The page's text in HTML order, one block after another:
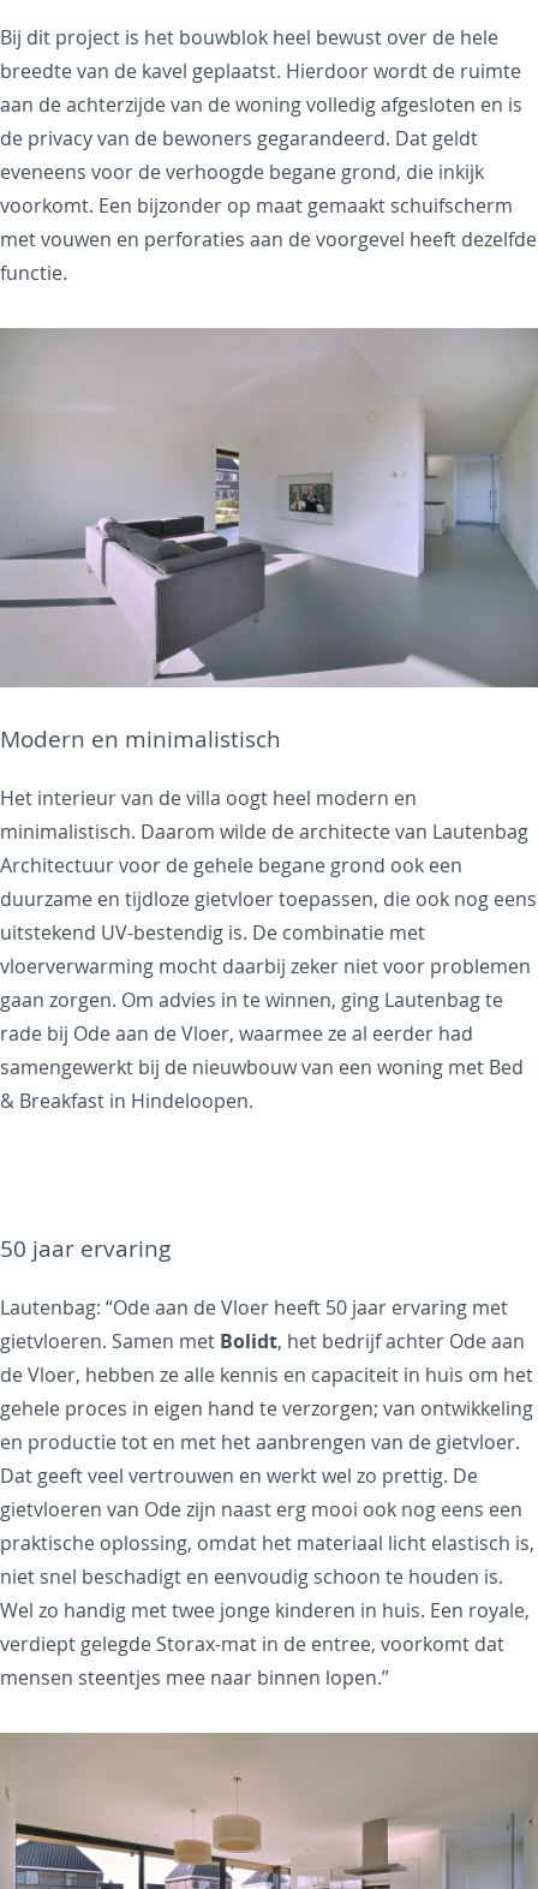
Bij dit project is het bouwblok heel bewust over de hele
breedte van de kavel geplaatst. Hierdoor wordt de ruimte
aan de achterzijde van de woning volledig afgesloten en is
de privacy van de bewoners gegarandeerd. Dat geldt
eveneens voor de verhoogde begane grond, die inkijk
voorkomt. Een bijzonder op maat gemaakt schuifscherm
met vouwen en perforaties aan de voorgevel heeft dezelfde
functie.
Modern en minimalistisch
Het interieur van de villa oogt heel modern en
minimalistisch. Daarom wilde de architecte van Lautenbag
Architectuur voor de gehele begane grond ook een
duurzame en tijdloze gietvloer toepassen, die ook nog eens
uitstekend UV-bestendig is. De combinatie met
vloerverwarming mocht daarbij zeker niet voor problemen
gaan zorgen. Om advies in te winnen, ging Lautenbag te
rade bij Ode aan de Vloer, waarmee ze al eerder had
samengewerkt bij de nieuwbouw van een woning met Bed
& Breakfast in Hindeloopen.
50 jaar ervaring
Lautenbag: “Ode aan de Vloer heeft 50 jaar ervaring met
gietvloeren. Samen met Bolidt, het bedrijf achter Ode aan
de Vloer, hebben ze alle kennis en capaciteit in huis om het
gehele proces in eigen hand te verzorgen; van ontwikkeling
en productie tot en met het aanbrengen van de gietvloer.
Dat geeft veel vertrouwen en werkt wel zo prettig. De
gietvloeren van Ode zijn naast erg mooi ook nog eens een
praktische oplossing, omdat het materiaal licht elastisch is,
niet snel beschadigt en eenvoudig schoon te houden is.
Wel zo handig met twee jonge kinderen in huis. Een royale,
verdiept gelegde Storax-mat in de entree, voorkomt dat
mensen steentjes mee naar binnen lopen.”